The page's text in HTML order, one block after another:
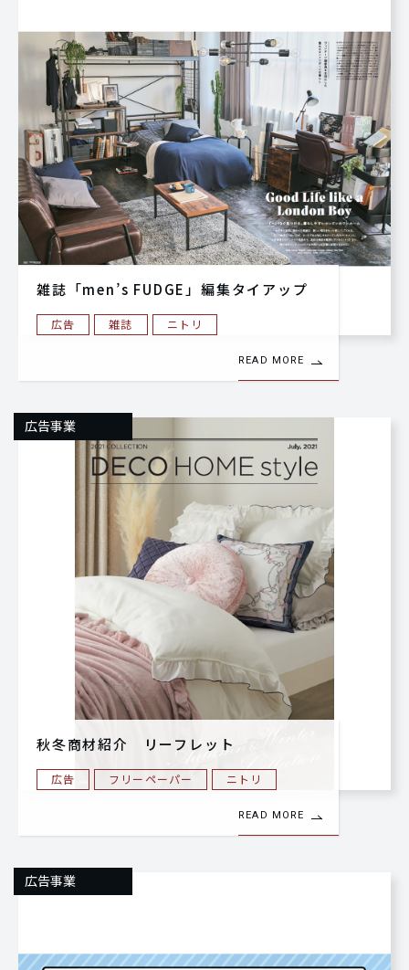
雑誌「men’s FUDGE」編集タイアップ
広告 雑誌 ニトリ
READ MORE
広告事業
秋冬商材紹介 リーフレット
広告 フリーペーパー ニトリ
READ MORE
広告事業